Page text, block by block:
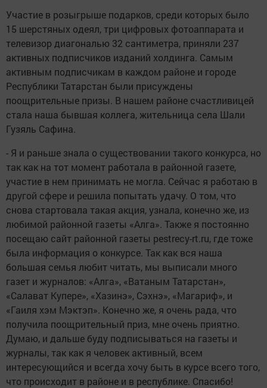
Участие в розыгрыше подарков, среди которых было
15 шерстяных одеял, три цифровых фотоаппарата и
телевизор диагональю 32 сантиметра, приняли 237
активных подписчиков изданий холдинга. Самым
активным подписчикам в каждом районе и городе
Республики Татарстан были присуждены
поощрительные призы. В нашем районе счастливицей
стала наша бывшая коллега, жительница села Шали
Гузяль Сафина.
- Я и раньше знала о существовании такого конкурса, но
так как на тот момент работала в районной газете,
участие в нем принимать не могла. Сейчас я работаю в
другой сфере и решила попытать удачу. О том, что
снова стартовала такая акция, узнала, конечно же, из
любимой районной газеты «Алга». Также я постоянно
посещаю сайт районной газеты pestrecy-rt.ru, где тоже
была информация о конкурсе. Так как вся наша
большая семья любит читать, мы выписали много
газет и журналов: «Алга», «Ватаным Татарстан»,
«Салават Купере», «Хазинэ», Сэхнэ», «Магариф», и
«Гаиля хэм Мэктэп». Конечно же, я очень рада, что
получила поощрительный приз, мне очень приятно.
Думаю, и дальше буду подписываться на газеты и
журналы, так как я человек активный, всем
интересующийся и всегда хочу быть в курсе всего того,
что происходит в районе и в республике. Спасибо!